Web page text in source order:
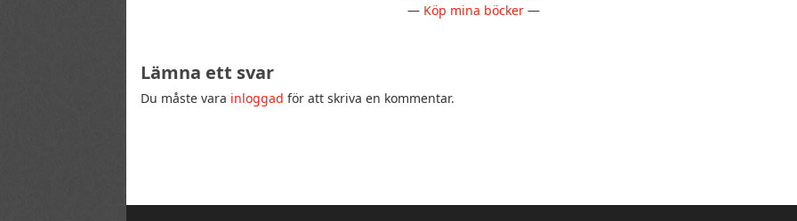
— Köp mina böcker—
Lämna ett svar
Du måste vara inloggad för att skriva en kommentar.